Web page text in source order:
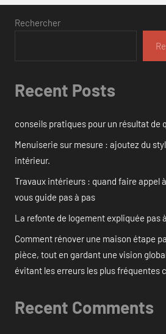
Rechercher
Recent Posts
conseils pratiques pour un résultat de
Menuiserie sur mesure : ajoutez du
intérieur.
Travaux intérieurs : quand faire appel
vous guide pas à pas
La refonte de logement expliquée pas
Comment rénover une maison étape
pièce, tout en gardant une vision
évitant les erreurs les plus fréquentes
Recent Comments